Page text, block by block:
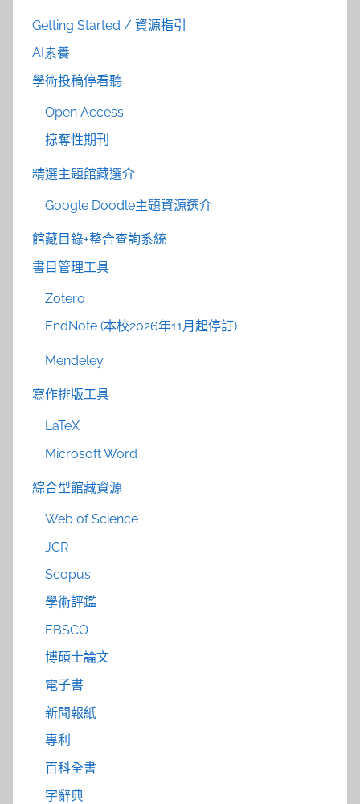
Getting Started / 資源指引
AI素養
學術投稿停看聽
Open Access
掠奪性期刊
精選主題館藏選介
Google Doodle主題資源選介
館藏目錄+整合查詢系統
書目管理工具
Zotero
EndNote (本校2026年11月起停訂)
Mendeley
寫作排版工具
LaTeX
Microsoft Word
綜合型館藏資源
Web of Science
JCR
Scopus
學術評鑑
EBSCO
博碩士論文
電子書
新聞報紙
專利
百科全書
字辭典